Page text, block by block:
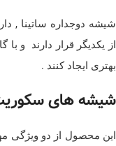
شیشه دوجداره ساتینا ,
از یکدیگر قرار دارند و
بهتری ایجاد کنند .
شیشه های
این محصول از دو ویژگی